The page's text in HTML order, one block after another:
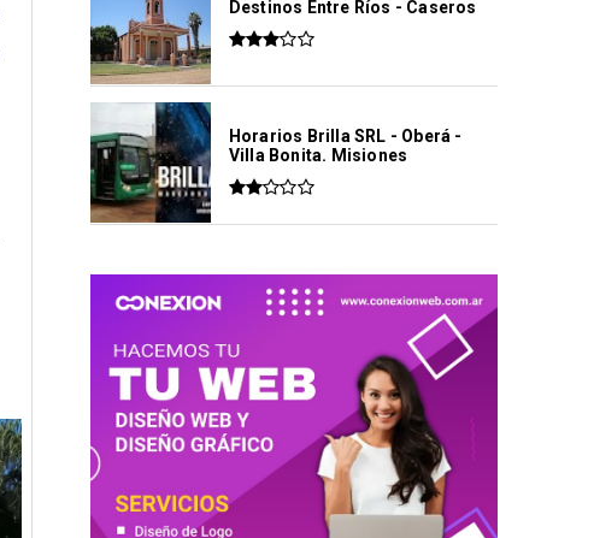
Destinos Entre Ríos - Caseros
Horarios Brilla SRL - Oberá -
Villa Bonita. Misiones